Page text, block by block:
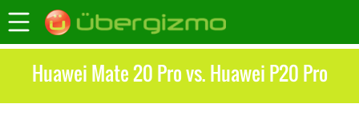
Huawei Mate 20 Pro vs. Huawei P20 Pro